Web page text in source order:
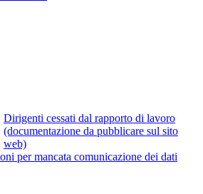
Dirigenti cessati dal rapporto di lavoro
(documentazione da pubblicare sul sito
web)
per mancata comunicazione dei dati